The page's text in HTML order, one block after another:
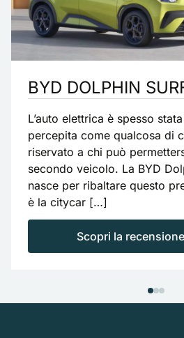
BYD DOLPHIN
L’auto elettrica è spesso stata
percepita come qualcosa di
riservato a chi può
secondo veicolo. La BYD
nasce per ribaltare questo
è la citycar […]
Scopri la recensione